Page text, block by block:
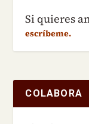
Si quieres
escríbeme.
COLABORA